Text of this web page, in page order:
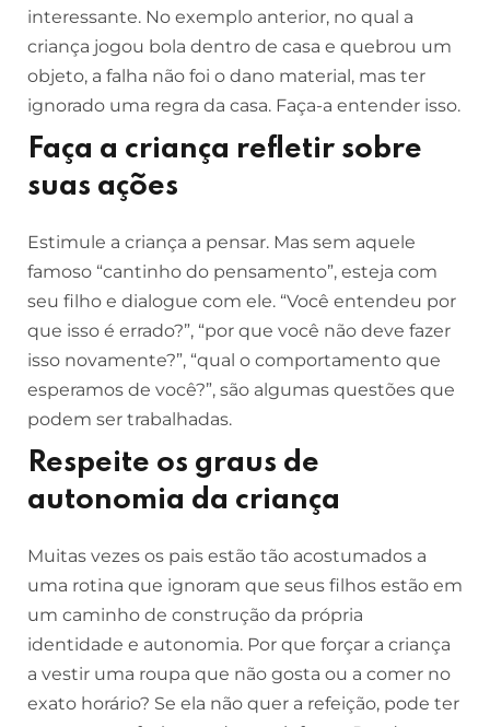
interessante. No exemplo anterior, no qual a
criança jogou bola dentro de casa e quebrou um
objeto, a falha não foi o dano material, mas ter
ignorado uma regra da casa. Faça-a entender isso.
Faça a criança refletir sobre
suas ações
Estimule a criança a pensar. Mas sem aquele
famoso “cantinho do pensamento”, esteja com
seu filho e dialogue com ele. “Você entendeu por
que isso é errado?”, “por que você não deve fazer
isso novamente?”, “qual o comportamento que
esperamos de você?”, são algumas questões que
podem ser trabalhadas.
Respeite os graus de
autonomia da criança
Muitas vezes os pais estão tão acostumados a
uma rotina que ignoram que seus filhos estão em
um caminho de construção da própria
identidade e autonomia. Por que forçar a criança
a vestir uma roupa que não gosta ou a comer no
exato horário? Se ela não quer a refeição, pode ter